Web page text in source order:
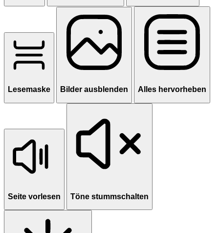
Lesemaske Bilder ausblenden Alles hervorheben
Seite vorlesen Töne stummschalten